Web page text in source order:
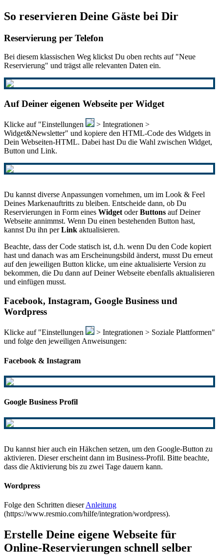
So reservieren Deine Gäste bei Dir
Reservierung per Telefon
Bei diesem klassischen Weg klickst Du oben rechts auf "Neue
Reservierung" und trägst alle relevanten Daten ein.
Auf Deiner eigenen Webseite per Widget
Klicke auf "Einstellungen
> Integrationen >
Widget&Newsletter" und kopiere den HTML-Code des Widgets in
Dein Webseiten-HTML. Dabei hast Du die Wahl zwischen Widget,
Button und Link.
Du kannst diverse Anpassungen vornehmen, um im Look & Feel
Deines Markenauftritts zu bleiben. Entscheide dann, ob Du
Reservierungen in Form eines Widget oderButtons auf Deiner
Webseite annimmst. Wenn Du einen bestehenden Button hast,
kannst Du ihn perLink aktualisieren.
Beachte, dass der Code statisch ist, d.h. wenn Du den Code kopiert
hast und danach was am Erscheinungsbild änderst, musst Du erneut
auf den jeweiligen Button klicke, um eine aktualisierte Version zu
bekommen, die Du dann auf Deiner Webseite ebenfalls aktualisieren
und einfügen musst.
Facebook, Instagram, Google Business und
Wordpress
Klicke auf "Einstellungen
> Integrationen > Soziale Plattformen"
und folge den jeweiligen Anweisungen:
Facebook & Instagram
Google Business Profil
Du kannst hier auch ein Häkchen setzen, um den Google-Button zu
aktivieren. Dieser erscheint dann im Business-Profil. Bitte beachte,
dass die Aktivierung bis zu zwei Tage dauern kann.
Wordpress
Folge den Schritten dieserAnleitung
(https://www.resmio.com/hilfe/integration/wordpress).
Erstelle Deine eigene Webseite für
Online-Reservierungen schnell selber